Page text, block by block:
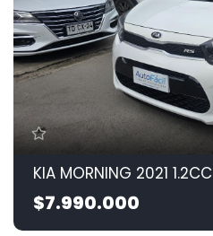
KIA MORNING 2021 1.2CC
$7.990.000